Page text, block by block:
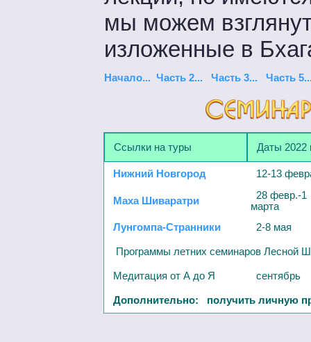
мы можем
изложенные в
Начало... Часть 2... Часть 3... Часть
Ссылки на туры Даты 2022
Нижний Новгород 12-13
Маха Шиваратри
28 февр.-1
марта
Лунгомпа-Странники
2-8 мая
Программы летних семинаров Лесной
Медитация от А до Я сентябрь
Дополнительно: получить личную